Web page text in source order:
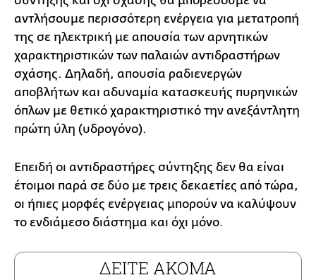
αντλήσουμε περισσότερη ενέργεια για μετατροπή
της σε ηλεκτρική με απουσία των αρνητικών
χαρακτηριστικών των παλαιών αντιδραστήρων
σχάσης. Δηλαδή, απουσία ραδιενεργών
αποβλήτων και αδυναμία κατασκευής πυρηνικών
όπλων με θετικό χαρακτηριστικό την ανεξάντλητη
πρώτη ύλη (υδρογόνο).
Επειδή οι αντιδραστήρες σύντηξης δεν θα είναι
έτοιμοι παρά σε δύο με τρεις δεκαετίες από τώρα,
οι ήπιες μορφές ενέργειας μπορούν να καλύψουν
το ενδιάμεσο διάστημα και όχι μόνο.
ΔΕΙΤΕ ΑΚΟΜΑ